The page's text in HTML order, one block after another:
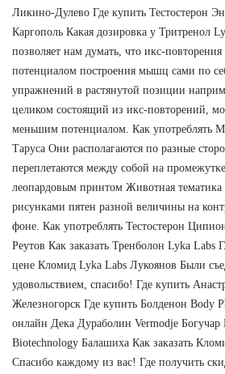
Ликино-Дулево Где купить Тестостерон
Каргополь Какая дозировка у Тритренол
позволяет нам думать, что икс-повторения
потенциалом построения мышц сами по
упражнений в растянутой позиции
целиком состоящий из икс-повторений,
меньшим потенциалом. Как употреблять
Таруса Они располагаются по разные
переплетаются между собой на
леопардовым принтом Животная тематика
рисунками пятен разной величины на
фоне. Как употреблять Тестостерон
Реутов Как заказать Тренболон Lyka Labs
цене Кломид Lyka Labs Лукоянов Были
удовольствием, спасибо! Где купить
Железногорск Где купить Болденон Body
онлайн Дека Дураболин Vermodje
Biotechnology Балашиха Как заказать
Спасибо каждому из вас! Где получить